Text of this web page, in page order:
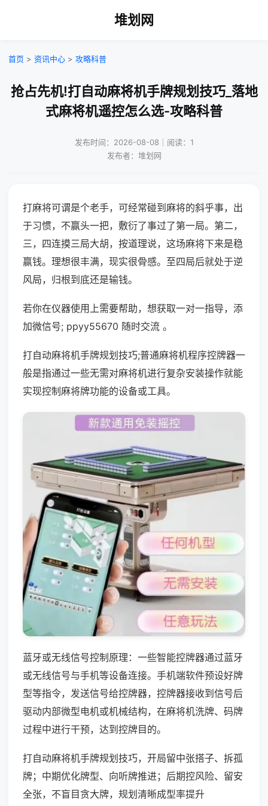
堆划网
首页 > 资讯中心 > 攻略科普
抢占先机!打自动麻将机手牌规划技巧_落地
式麻将机遥控怎么选-攻略科普
发布时间：2026-08-08｜阅读：1
发布者：堆划网
打麻将可谓是个老手，可经常碰到麻将的斜乎事，出
于习惯，不赢头一把，敷衍了事过了第一局。第二，
三，四连摸三局大胡，按道理说，这场麻将下来是稳
赢钱。理想很丰满，现实很骨感。至四局后就处于逆
风局，归根到底还是输钱。
若你在仪器使用上需要帮助，想获取一对一指导，添
加微信号; ppyy55670 随时交流 。
打自动麻将机手牌规划技巧;普通麻将机程序控牌器一
般是指通过一些无需对麻将机进行复杂安装操作就能
实现控制麻将牌功能的设备或工具。
蓝牙或无线信号控制原理：一些智能控牌器通过蓝牙
或无线信号与手机等设备连接。手机端软件预设好牌
型等指令，发送信号给控牌器，控牌器接收到信号后
驱动内部微型电机或机械结构，在麻将机洗牌、码牌
过程中进行干预，达到控牌目的。
打自动麻将机手牌规划技巧，开局留中张搭子、拆孤
牌；中期优化牌型、向听牌推进；后期控风险、留安
全张，不盲目贪大牌，规划清晰成型率提升